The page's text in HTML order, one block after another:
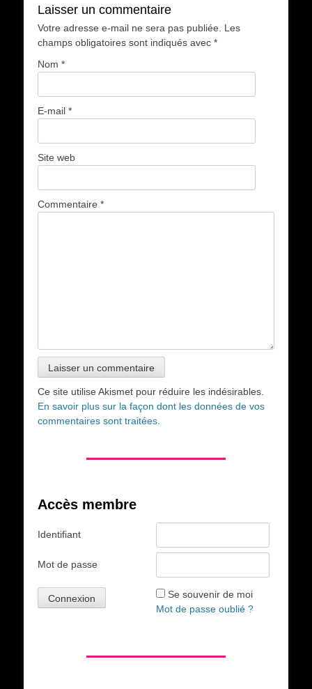
Laisser un commentaire
Votre adresse e-mail ne sera pas publiée.
Les
champs obligatoires sont indiqués avec *
Nom *
E-mail *
Site web
Commentaire *
Ce site utilise Akismet pour réduire les indésirables.
En savoir plus sur la façon dont les données de vos
commentaires sont traitées
Accès membre
Identifiant
Mot de passe
Se souvenir de moi
Mot de passe oublié ?